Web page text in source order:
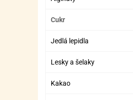
Cukr
Jedlá lepidla
Lesky a šelaky
Kakao